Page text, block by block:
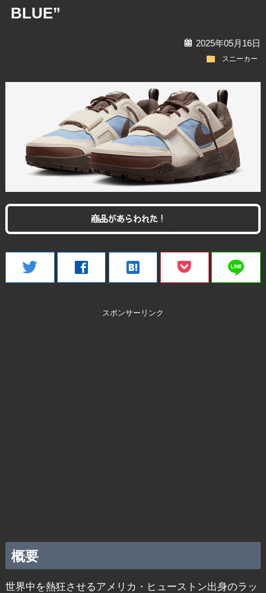
BLUE”
calendar2025年05月16日
folder スニーカー
商品があらわれた！
twitter facebook hatenabookmark line
スポンサーリンク
概要
世界中を熱狂させるアメリカ・ヒューストン出身のラッ